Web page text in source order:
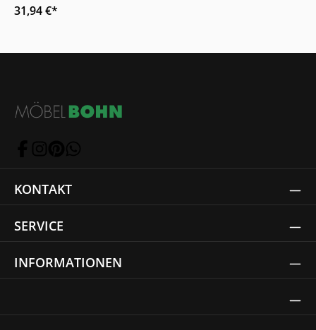
31,94 €*
KONTAKT
SERVICE
INFORMATIONEN